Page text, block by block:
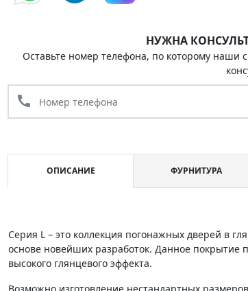
НУЖНА
Оставьте номер телефона, по которому наши
call
ОПИСАНИЕ ФУРНИТУРА
Серия L – это коллекция погонажных дверей в
основе новейших разработок. Данное покрытие
высокого глянцевого эффекта.